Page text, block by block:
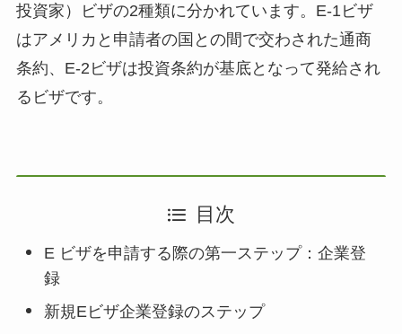
投資家）ビザの2種類に分かれています。E-1ビザ
はアメリカと申請者の国との間で交わされた通商
条約、E-2ビザは投資条約が基底となって発給され
るビザです。
目次
E ビザを申請する際の第一ステップ：企業登
録
新規Eビザ企業登録のステップ